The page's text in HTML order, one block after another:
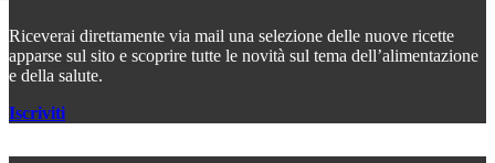
Riceverai direttamente via mail una selezione delle nuove ricette
apparse sul sito e scoprire tutte le novità sul tema dell’alimentazione
e della salute.
Iscriviti